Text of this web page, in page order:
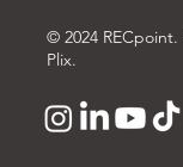
© 2024
Plix.